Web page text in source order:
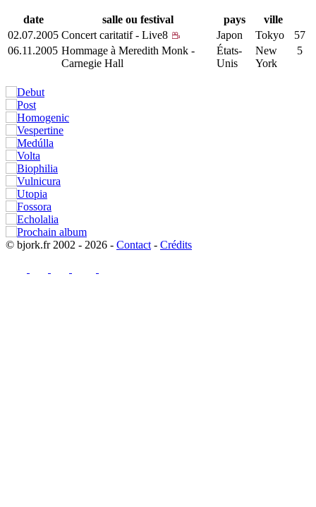
date salle ou festival pays
ville
02.07.2005 Concert caritatif - Live8 Japon Tokyo
57
06.11.2005 Hommage à Meredith Monk -
Carnegie Hall
États-
Unis
New
York
5
© bjork.fr 2002 - 2026 - Contact - Crédits